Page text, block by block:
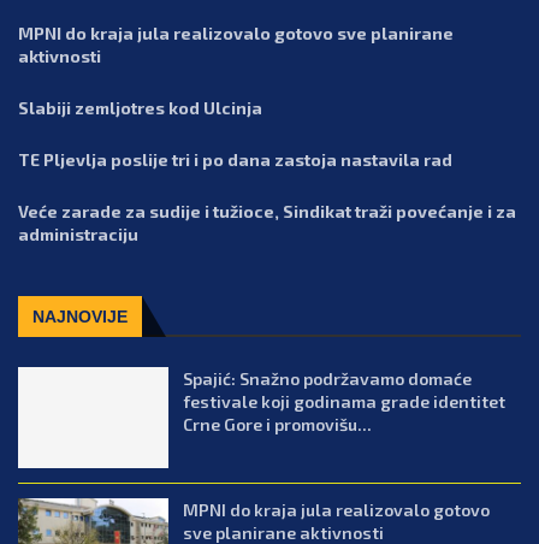
MPNI do kraja jula realizovalo gotovo sve planirane
aktivnosti
Slabiji zemljotres kod Ulcinja
TE Pljevlja poslije tri i po dana zastoja nastavila rad
Veće zarade za sudije i tužioce, Sindikat traži povećanje i za
administraciju
NAJNOVIJE
Spajić: Snažno podržavamo domaće
festivale koji godinama grade identitet
Crne Gore i promovišu...
MPNI do kraja jula realizovalo gotovo
sve planirane aktivnosti